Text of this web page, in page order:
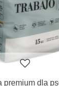
premium dla